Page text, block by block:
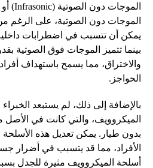
الموجات دون الصوتية، على الرغم
يمكن أن تتسبب في اضطرابات
بينما تتميز الموجات فوق الصوتية
والاختراق، مما يسمح باستهداف
الحواجز.
بالإضافة إلى ذلك، لم يستبعد
الميكروويف، والتي كانت في
بدون طيار. يمكن تعديل هذه الأسلحة
الأفراد، مما قد يتسبب في أضرار
أسلحة الميكروويف مثيرة للجدل